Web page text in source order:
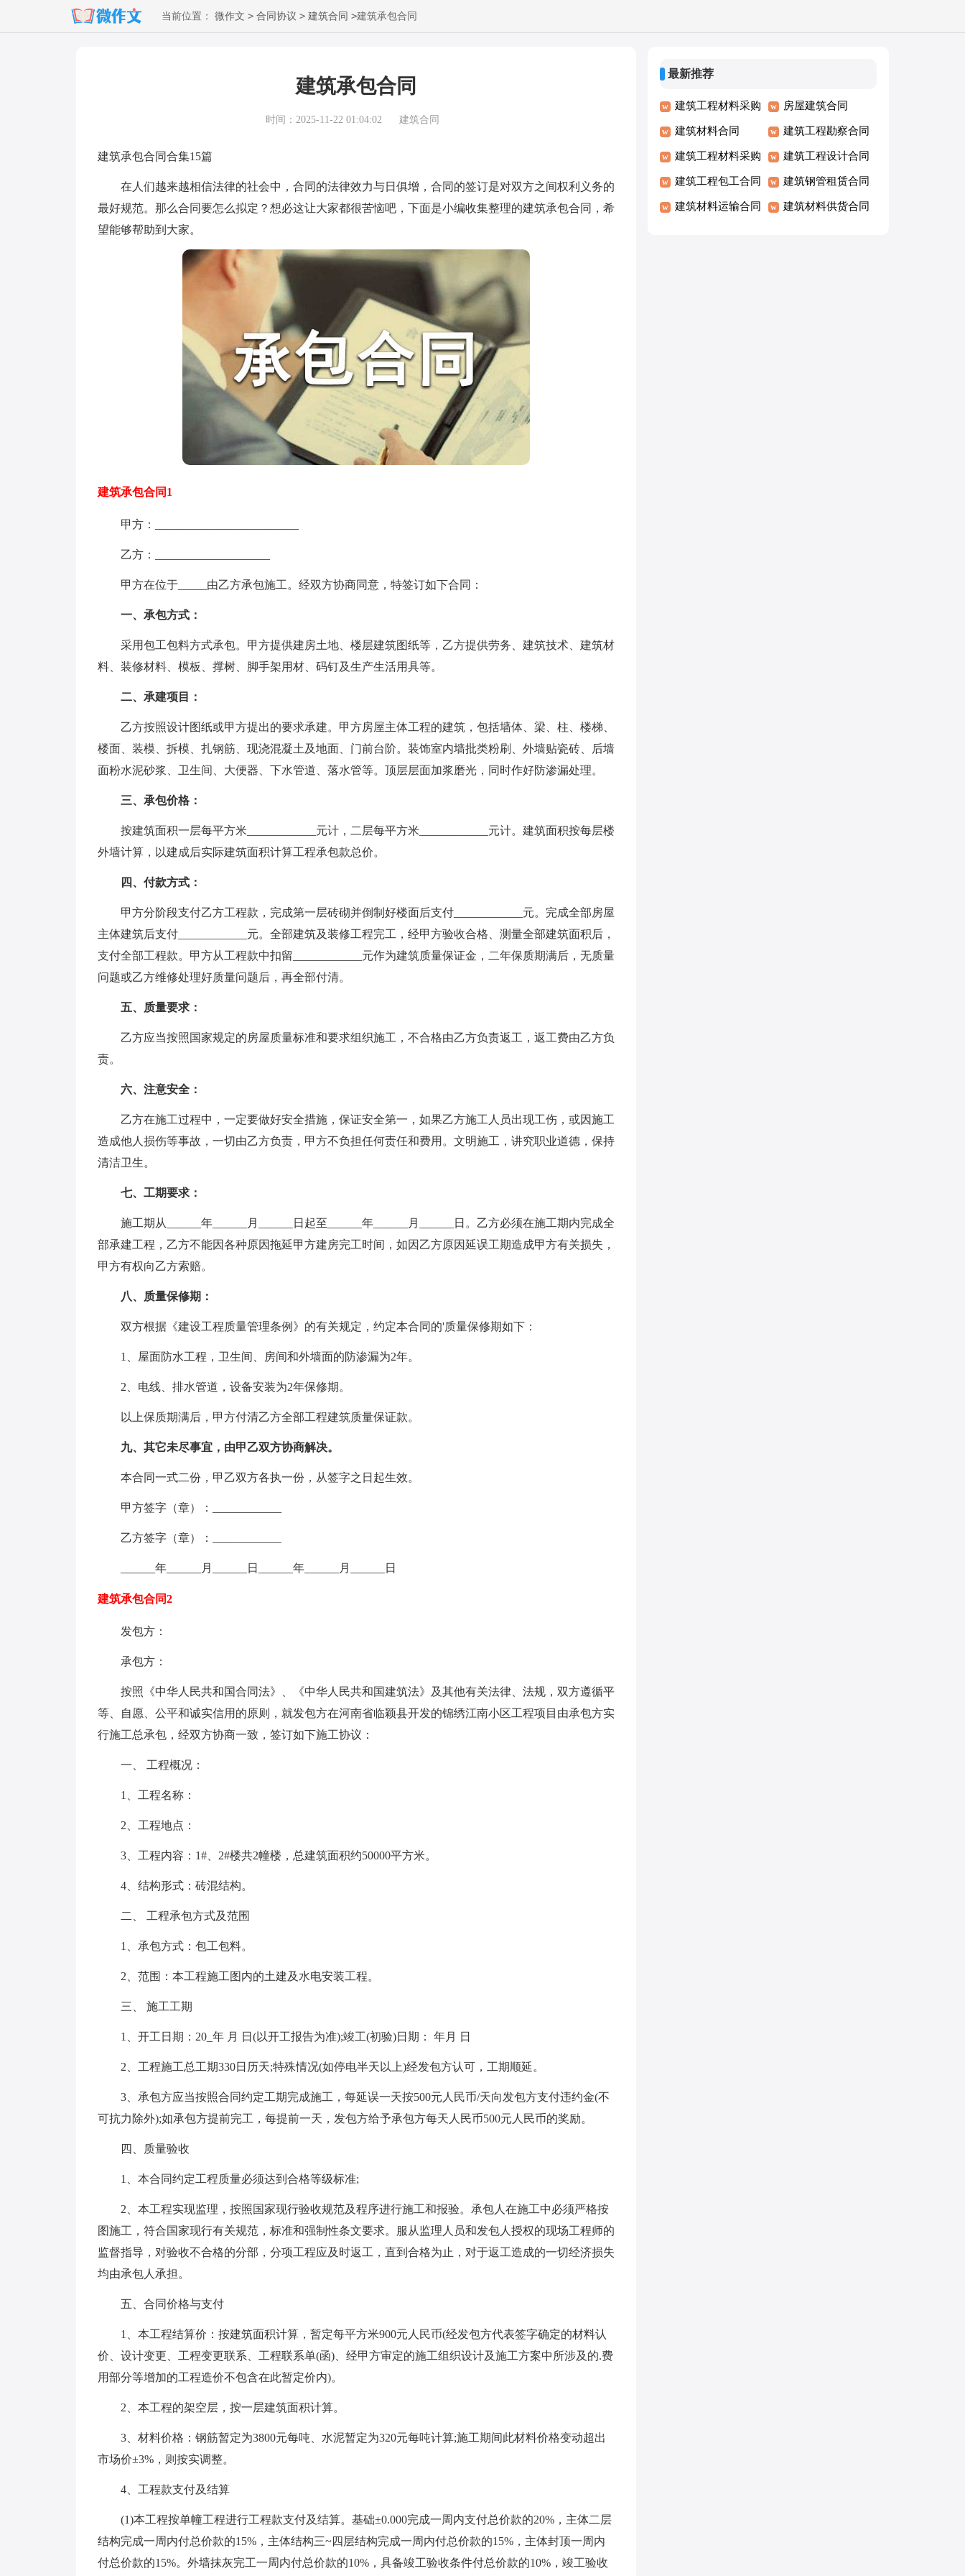
当前位置： 微作文 > 合同协议 > 建筑合同 >建筑承包合同
建筑承包合同
时间：2025-11-22 01:04:02 建筑合同
建筑承包合同合集15篇
在人们越来越相信法律的社会中，合同的法律效力与日俱增，合同的签订是对双方之间权利义务的
最好规范。那么合同要怎么拟定？想必这让大家都很苦恼吧，下面是小编收集整理的建筑承包合同，希
望能够帮助到大家。
建筑承包合同1
甲方：_________________________
乙方：____________________
甲方在位于_____由乙方承包施工。经双方协商同意，特签订如下合同：
一、承包方式：
采用包工包料方式承包。甲方提供建房土地、楼层建筑图纸等，乙方提供劳务、建筑技术、建筑材
料、装修材料、模板、撑树、脚手架用材、码钉及生产生活用具等。
二、承建项目：
乙方按照设计图纸或甲方提出的要求承建。甲方房屋主体工程的建筑，包括墙体、梁、柱、楼梯、
楼面、装模、拆模、扎钢筋、现浇混凝土及地面、门前台阶。装饰室内墙批类粉刷、外墙贴瓷砖、后墙
面粉水泥砂浆、卫生间、大便器、下水管道、落水管等。顶层层面加浆磨光，同时作好防渗漏处理。
三、承包价格：
按建筑面积一层每平方米____________元计，二层每平方米____________元计。建筑面积按每层楼
外墙计算，以建成后实际建筑面积计算工程承包款总价。
四、付款方式：
甲方分阶段支付乙方工程款，完成第一层砖砌并倒制好楼面后支付____________元。完成全部房屋
主体建筑后支付____________元。全部建筑及装修工程完工，经甲方验收合格、测量全部建筑面积后，
支付全部工程款。甲方从工程款中扣留____________元作为建筑质量保证金，二年保质期满后，无质量
问题或乙方维修处理好质量问题后，再全部付清。
五、质量要求：
乙方应当按照国家规定的房屋质量标准和要求组织施工，不合格由乙方负责返工，返工费由乙方负
责。
六、注意安全：
乙方在施工过程中，一定要做好安全措施，保证安全第一，如果乙方施工人员出现工伤，或因施工
造成他人损伤等事故，一切由乙方负责，甲方不负担任何责任和费用。文明施工，讲究职业道德，保持
清洁卫生。
七、工期要求：
施工期从______年______月______日起至______年______月______日。乙方必须在施工期内完成全
部承建工程，乙方不能因各种原因拖延甲方建房完工时间，如因乙方原因延误工期造成甲方有关损失，
甲方有权向乙方索赔。
八、质量保修期：
双方根据《建设工程质量管理条例》的有关规定，约定本合同的'质量保修期如下：
1、屋面防水工程，卫生间、房间和外墙面的防渗漏为2年。
2、电线、排水管道，设备安装为2年保修期。
以上保质期满后，甲方付清乙方全部工程建筑质量保证款。
九、其它未尽事宜，由甲乙双方协商解决。
本合同一式二份，甲乙双方各执一份，从签字之日起生效。
甲方签字（章）：____________
乙方签字（章）：____________
______年______月______日______年______月______日
建筑承包合同2
发包方：
承包方：
按照《中华人民共和国合同法》、《中华人民共和国建筑法》及其他有关法律、法规，双方遵循平
等、自愿、公平和诚实信用的原则，就发包方在河南省临颖县开发的锦绣江南小区工程项目由承包方实
行施工总承包，经双方协商一致，签订如下施工协议：
一、 工程概况：
1、工程名称：
2、工程地点：
3、工程内容：1#、2#楼共2幢楼，总建筑面积约50000平方米。
4、结构形式：砖混结构。
二、 工程承包方式及范围
1、承包方式：包工包料。
2、范围：本工程施工图内的土建及水电安装工程。
三、 施工工期
1、开工日期：20_年 月 日(以开工报告为准);竣工(初验)日期： 年月 日
2、工程施工总工期330日历天;特殊情况(如停电半天以上)经发包方认可，工期顺延。
3、承包方应当按照合同约定工期完成施工，每延误一天按500元人民币/天向发包方支付违约金(不
可抗力除外);如承包方提前完工，每提前一天，发包方给予承包方每天人民币500元人民币的奖励。
四、质量验收
1、本合同约定工程质量必须达到合格等级标准;
2、本工程实现监理，按照国家现行验收规范及程序进行施工和报验。承包人在施工中必须严格按
图施工，符合国家现行有关规范，标准和强制性条文要求。服从监理人员和发包人授权的现场工程师的
监督指导，对验收不合格的分部，分项工程应及时返工，直到合格为止，对于返工造成的一切经济损失
均由承包人承担。
五、合同价格与支付
1、本工程结算价：按建筑面积计算，暂定每平方米900元人民币(经发包方代表签字确定的材料认
价、设计变更、工程变更联系、工程联系单(函)、经甲方审定的施工组织设计及施工方案中所涉及的.费
用部分等增加的工程造价不包含在此暂定价内)。
2、本工程的架空层，按一层建筑面积计算。
3、材料价格：钢筋暂定为3800元每吨、水泥暂定为320元每吨计算;施工期间此材料价格变动超出
市场价±3%，则按实调整。
4、工程款支付及结算
(1)本工程按单幢工程进行工程款支付及结算。基础±0.000完成一周内支付总价款的20%，主体二层
结构完成一周内付总价款的15%，主体结构三~四层结构完成一周内付总价款的15%，主体封顶一周内
付总价款的15%。外墙抹灰完工一周内付总价款的10%，具备竣工验收条件付总价款的10%，竣工验收
最新推荐
建筑工程材料采购
合同
房屋建筑合同
建筑材料合同 建筑工程勘察合同
建筑工程材料采购
合同
建筑工程设计合同
建筑工程包工合同 建筑钢管租赁合同
建筑材料运输合同 建筑材料供货合同